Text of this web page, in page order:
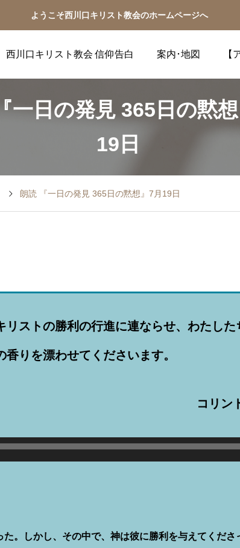
ようこそ西川口キリスト教会のホームページへ
西川口キリスト教会 信仰告白 案内･地図 【
一日の発見 365日の黙想
19日
朗読 『一日の発見 365日の黙想』7月19日
ストの勝利の行進に連ならせ、わたした
香りを漂わせてくださいます。
コリン
。しかし、その中で、神は彼に勝利を与えてくださ